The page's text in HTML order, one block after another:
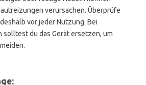
verursachen. Überprüfe
vor jeder Nutzung. Bei
du das Gerät ersetzen, um